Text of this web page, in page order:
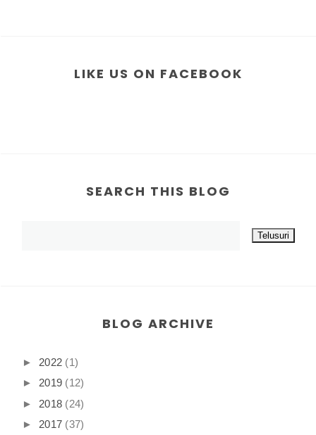
LIKE US ON FACEBOOK
SEARCH THIS BLOG
BLOG ARCHIVE
► 2022 (1)
► 2019 (12)
► 2018 (24)
► 2017 (37)